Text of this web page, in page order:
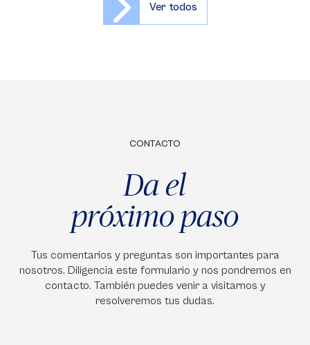
Ver todos
CONTACTO
Da el
próximo paso
Tus comentarios y preguntas son importantes para
nosotros. Diligencia este formulario y nos pondremos en
contacto. También puedes venir a visitarnos y
resolveremos tus dudas.